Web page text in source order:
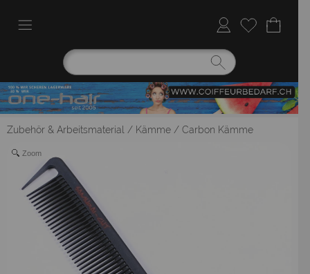
Zubehör & Arbeitsmaterial / Kämme / Carbon Kämme
Zoom